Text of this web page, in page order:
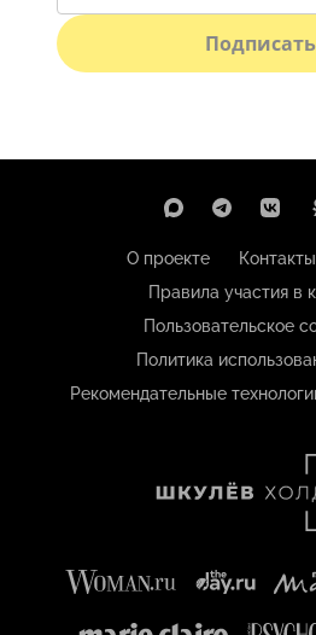
О проекте Контакты
Правила участия в
Пользовательское
Политика
Рекомендательные